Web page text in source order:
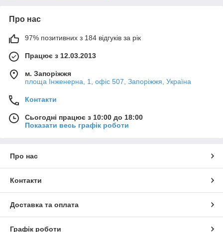
Про нас
97% позитивних з 184 відгуків за рік
Працює з 12.03.2013
м. Запоріжжя
площа Інженерна, 1, офіс 507, Запоріжжя, Україна
Контакти
Сьогодні працює з 10:00 до 18:00
Показати весь графік роботи
Про нас
Контакти
Доставка та оплата
Графік роботи